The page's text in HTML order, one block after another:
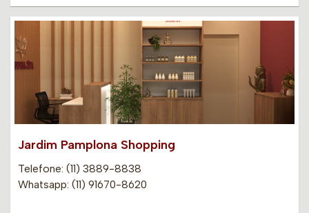
Jardim Pamplona Shopping
Telefone: (11) 3889-8838
Whatsapp: (11) 91670-8620